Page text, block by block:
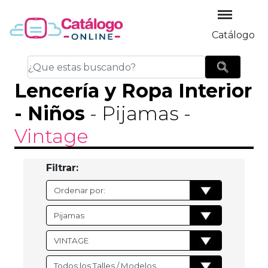
Catálogo
Lencería y Ropa Interior
- Niños - Pijamas -
Vintage
Filtrar: